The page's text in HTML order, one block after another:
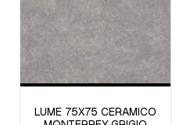
LUME 75X75 CERAMICO